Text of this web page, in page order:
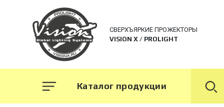
СВЕРХЪЯРКИЕ ПРОЖЕКТОРЫ
VISION X / PROLIGHT
Каталог продукции